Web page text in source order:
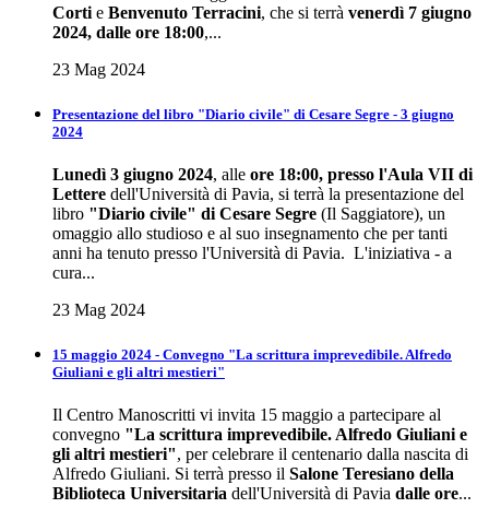
Corti e Benvenuto Terracini, che si terrà venerdì 7 giugno
2024, dalle ore 18:00,...
23 Mag 2024
Presentazione del libro "Diario civile" di Cesare Segre - 3 giugno
2024
Lunedì 3 giugno 2024, alle ore 18:00, presso l'Aula VII di
Lettere dell'Università di Pavia, si terrà la presentazione del
libro "Diario civile" di Cesare Segre (Il Saggiatore), un
omaggio allo studioso e al suo insegnamento che per tanti
anni ha tenuto presso l'Università di Pavia. L'iniziativa - a
cura...
23 Mag 2024
15 maggio 2024 - Convegno "La scrittura imprevedibile. Alfredo
Giuliani e gli altri mestieri"
Il Centro Manoscritti vi invita 15 maggio a partecipare al
convegno "La scrittura imprevedibile. Alfredo Giuliani e
gli altri mestieri", per celebrare il centenario dalla nascita di
Alfredo Giuliani. Si terrà presso il Salone Teresiano della
Biblioteca Universitaria dell'Università di Pavia dalle ore...